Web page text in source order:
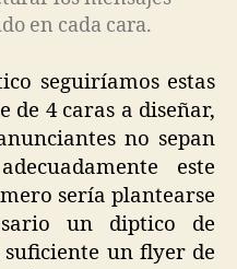
en cada cara.
seguiríamos estas
4 caras a diseñar,
no sepan
este
sería plantearse
un diptico de
un flyer de